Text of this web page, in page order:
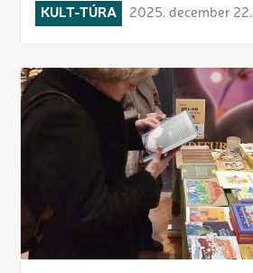
KULT-TÚRA 2025. december 22.